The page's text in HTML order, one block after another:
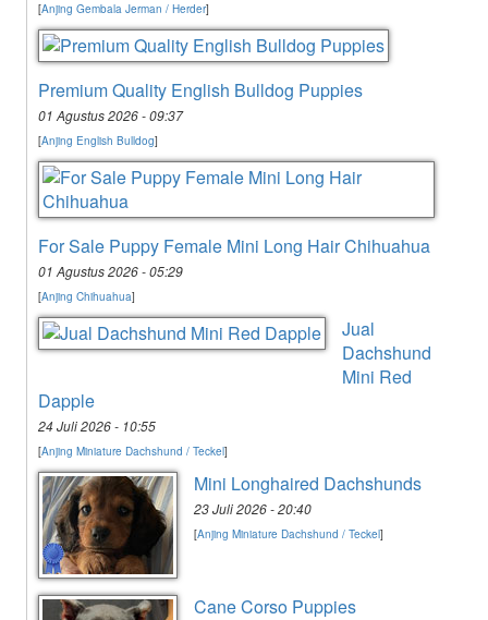
[Anjing Gembala Jerman / Herder]
Premium Quality English Bulldog Puppies
01 Agustus 2026 - 09:37
[Anjing English Bulldog]
For Sale Puppy Female Mini Long Hair Chihuahua
01 Agustus 2026 - 05:29
[Anjing Chihuahua]
Jual
Dachshund
Mini Red
Dapple
24 Juli 2026 - 10:55
[Anjing Miniature Dachshund / Teckel]
Mini Longhaired Dachshunds
23 Juli 2026 - 20:40
[Anjing Miniature Dachshund / Teckel]
Cane Corso Puppies